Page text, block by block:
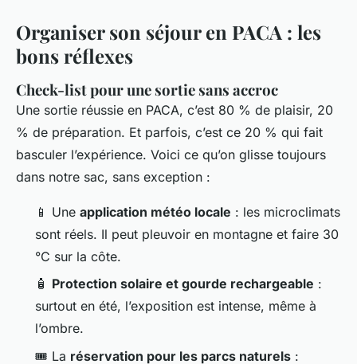
Organiser son séjour en PACA : les
bons réflexes
Check-list pour une sortie sans accroc
Une sortie réussie en PACA, c’est 80 % de plaisir, 20
% de préparation. Et parfois, c’est ce 20 % qui fait
basculer l’expérience. Voici ce qu’on glisse toujours
dans notre sac, sans exception :
📱 Une application météo locale : les microclimats
sont réels. Il peut pleuvoir en montagne et faire 30
°C sur la côte.
🧴 Protection solaire et gourde rechargeable :
surtout en été, l’exposition est intense, même à
l’ombre.
🎟️ La réservation pour les parcs naturels :